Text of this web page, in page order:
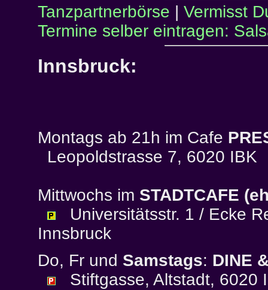
Tanzpartnerbörse | Vermisst
Termine selber eintragen:
Innsbruck:
Montags ab 21h im Cafe
Leopoldstrasse 7, 6020 IBK
Mittwochs im STADTCAFE
Universitätsstr. 1 / Ecke
Innsbruck
Do, Fr und Samstags: DINE
Stiftgasse, Altstadt, 6020